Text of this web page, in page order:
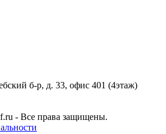
б-р, д. 33, офис 401 (4этаж)
- Все права защищены.